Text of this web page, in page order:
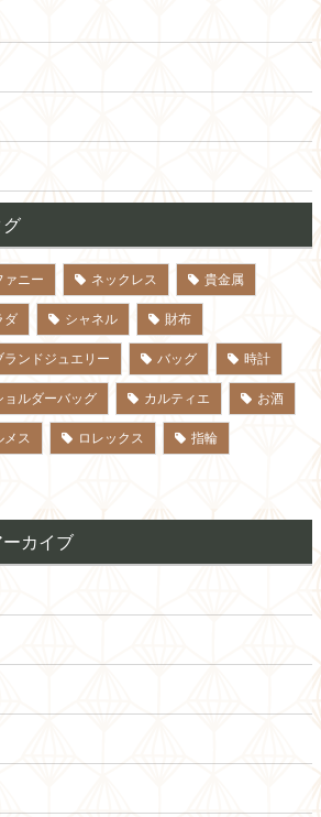
グ
ァニー ネックレス 貴金属
ダ シャネル 財布
ランドジュエリー バッグ 時計
ョルダーバッグ カルティエ お酒
メス ロレックス 指輪
カイブ